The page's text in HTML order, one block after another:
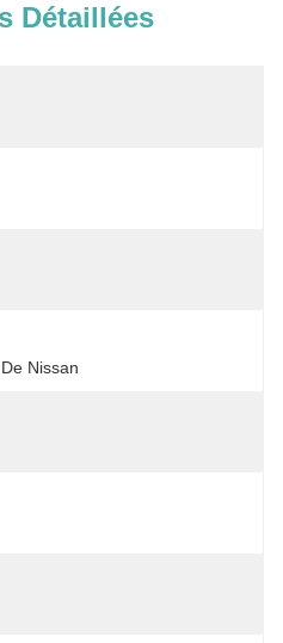
Détaillées
Nissan